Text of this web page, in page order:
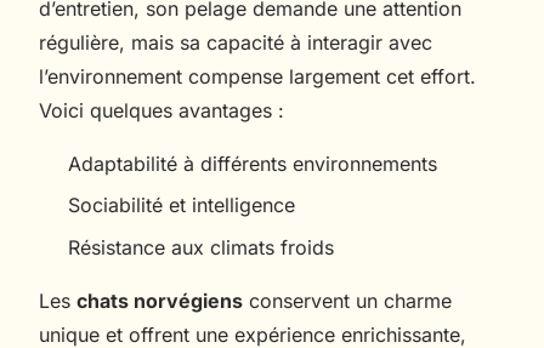
d’entretien, son pelage demande une attention
régulière, mais sa capacité à interagir avec
l’environnement compense largement cet effort.
Voici quelques avantages :
Adaptabilité à différents environnements
Sociabilité et intelligence
Résistance aux climats froids
Les chats norvégiens conservent un charme
unique et offrent une expérience enrichissante,